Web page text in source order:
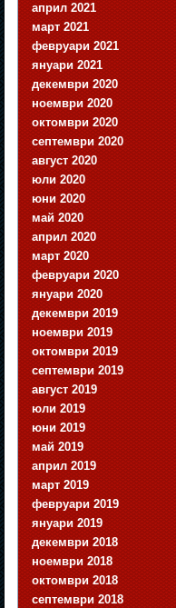
април 2021
март 2021
февруари 2021
януари 2021
декември 2020
ноември 2020
октомври 2020
септември 2020
август 2020
юли 2020
юни 2020
май 2020
април 2020
март 2020
февруари 2020
януари 2020
декември 2019
ноември 2019
октомври 2019
септември 2019
август 2019
юли 2019
юни 2019
май 2019
април 2019
март 2019
февруари 2019
януари 2019
декември 2018
ноември 2018
октомври 2018
септември 2018